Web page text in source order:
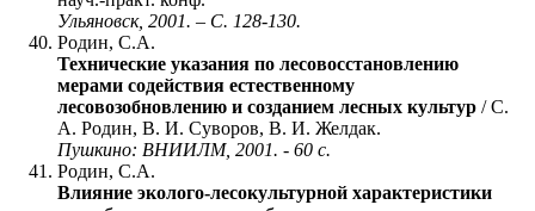
Ульяновск, 2001. – С. 128-130.
Родин, С.А.
Технические указания по лесовосстановлению
мерами содействия естественному
лесовозобновлению и созданием лесных культур / С.
А. Родин, В. И. Суворов, В. И. Желдак.
Пушкино: ВНИИЛМ, 2001. - 60 с.
Родин, С.А.
Влияние эколого-лесокультурной характеристики